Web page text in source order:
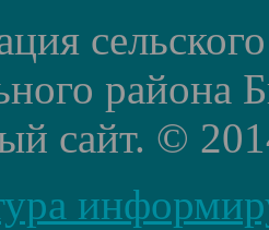
района
сайт. ©